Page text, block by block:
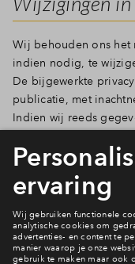
Wij behouden ons het
indien nodig, te
De bijgewerkte
publicatie, met
Indien wij reeds
aan een wettelijke
hoogte brengen van
onze verklaring inzake
Dit privacy statement
2026 en is
(Versie 3.3)